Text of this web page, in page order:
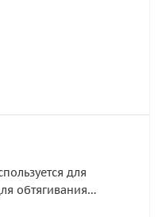
для
обтягивания
иных конструкций